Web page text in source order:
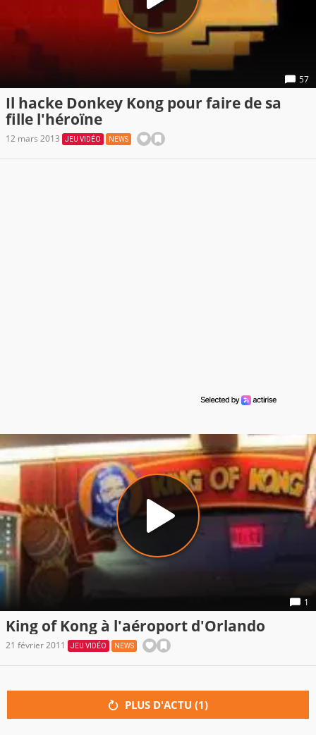
57
Il hacke Donkey Kong pour faire de sa
fille l'héroïne
12 mars 2013 JEU VIDÉO NEWS
1
King of Kong à l'aéroport d'Orlando
21 février 2011 JEU VIDÉO NEWS
PLUS D'ACTU (1)